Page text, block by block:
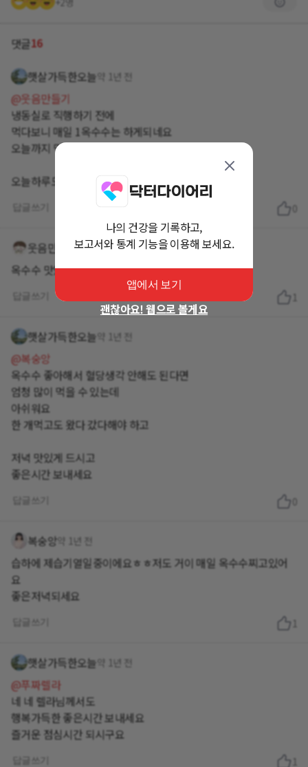
댓글16
햇살가득한오늘 약 1년 전
@웃음만들기
냉동실로 직행하기 전에
먹다보니 매일 1옥수수는 하게되네요
오늘까지 먹고 냉동실에 저장
오늘하루도 좋은하루 보내세요
답글쓰기
웃음만들기약 1년 전
옥수수 맛있게 드셨나요?? ㅎㅎ 편안한 밤 되세요~
답글쓰기 1
햇살가득한오늘 약 1년 전
@복숭앙
옥수수 좋아해서 혈당생각 안해도 된다면
엄청 많이 먹을 수 있는데
아쉬워요
한 개먹고도 왔다 갔다해야 하고
저녁 맛있게 드시고
좋은시간 보내세요
답글쓰기
복숭앙약 1년 전
습하에 제습기열일중이에요ㅎㅎ저도 거이 매일 옥수수찌고있어
요
좋은저녁되세요
답글쓰기 1
햇살가득한오늘 약 1년 전
@푸짜렐라
네 네 렐라님께서도
행복가득한 좋은시간 보내세요
즐거운 점심시간 되시구요
답글쓰기 1
나의 건강을 기록하고,
보고서와 통계 기능을 이용해 보세요.
앱에서 보기
괜찮아요! 웹으로 볼게요